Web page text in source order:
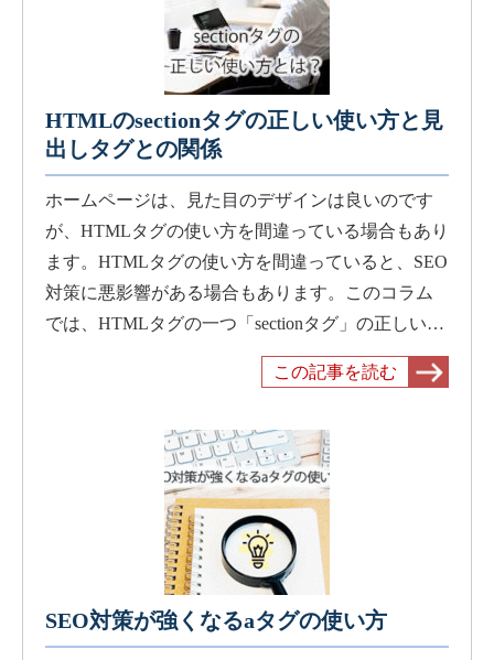
HTMLのsectionタグの正しい使い方と見
出しタグとの関係
ホームページは、見た目のデザインは良いのです
が、HTMLタグの使い方を間違っている場合もあり
ます。HTMLタグの使い方を間違っていると、SEO
対策に悪影響がある場合もあります。このコラム
では、HTMLタグの一つ「sectionタグ」の正しい…
この記事を読む
SEO対策が強くなるaタグの使い方